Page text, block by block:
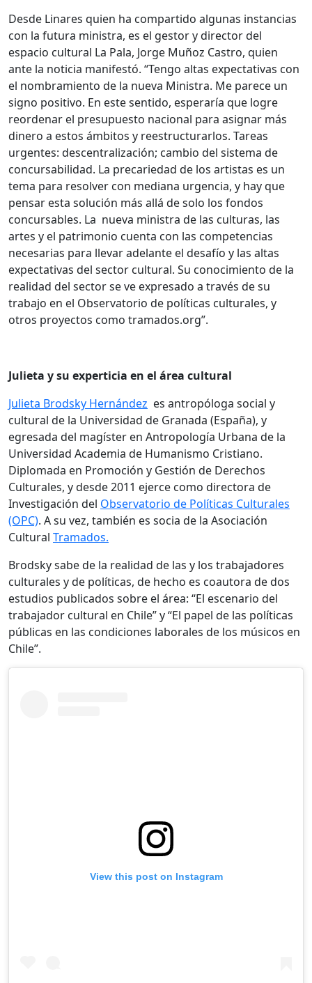
Desde Linares quien ha compartido algunas instancias
con la futura ministra, es el gestor y director del
espacio cultural La Pala, Jorge Muñoz Castro, quien
ante la noticia manifestó. “Tengo altas expectativas con
el nombramiento de la nueva Ministra. Me parece un
signo positivo. En este sentido, esperaría que logre
reordenar el presupuesto nacional para asignar más
dinero a estos ámbitos y reestructurarlos. Tareas
urgentes: descentralización; cambio del sistema de
concursabilidad. La precariedad de los artistas es un
tema para resolver con mediana urgencia, y hay que
pensar esta solución más allá de solo los fondos
concursables. La nueva ministra de las culturas, las
artes y el patrimonio cuenta con las competencias
necesarias para llevar adelante el desafío y las altas
expectativas del sector cultural. Su conocimiento de la
realidad del sector se ve expresado a través de su
trabajo en el Observatorio de políticas culturales, y
otros proyectos como tramados.org”.
Julieta y su experticia en el área cultural
Julieta Brodsky Hernández es antropóloga social y
cultural de la Universidad de Granada (España), y
egresada del magíster en Antropología Urbana de la
Universidad Academia de Humanismo Cristiano.
Diplomada en Promoción y Gestión de Derechos
Culturales, y desde 2011 ejerce como directora de
Investigación del Observatorio de Políticas Culturales
(OPC). A su vez, también es socia de la Asociación
Cultural Tramados.
Brodsky sabe de la realidad de las y los trabajadores
culturales y de políticas, de hecho es coautora de dos
estudios publicados sobre el área: “El escenario del
trabajador cultural en Chile” y “El papel de las políticas
públicas en las condiciones laborales de los músicos en
Chile”.
View this post on Instagram